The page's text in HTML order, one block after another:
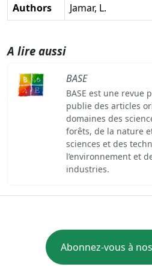
Authors Jamar, L.
A lire aussi
BASE
BASE est une
publie des articles
domaines des
forêts, de la nature
sciences et des
l’environnement et
industries.
Abonnez-vous à